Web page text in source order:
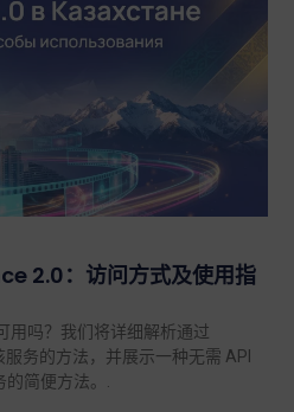
2.0：访问方式及使用指
用吗？我们将详细解析通过
务的方法，并展示一种无需 API
简便方法。.